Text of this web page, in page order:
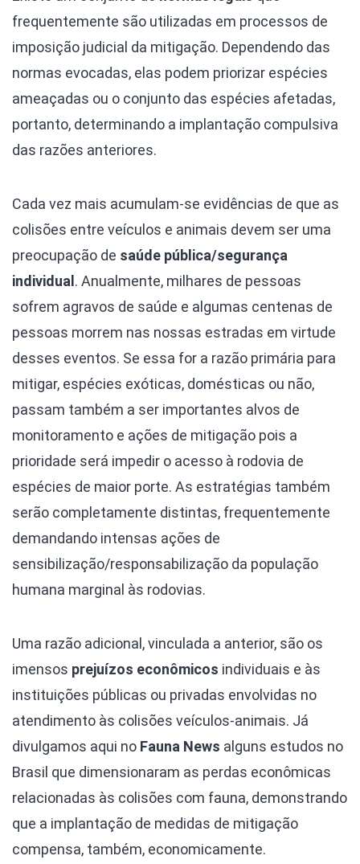
frequentemente são utilizadas em processos de
imposição judicial da mitigação. Dependendo das
normas evocadas, elas podem priorizar espécies
ameaçadas ou o conjunto das espécies afetadas,
portanto, determinando a implantação compulsiva
das razões anteriores.
Cada vez mais acumulam-se evidências de que as
colisões entre veículos e animais devem ser uma
preocupação de saúde pública/segurança
individual. Anualmente, milhares de pessoas
sofrem agravos de saúde e algumas centenas de
pessoas morrem nas nossas estradas em virtude
desses eventos. Se essa for a razão primária para
mitigar, espécies exóticas, domésticas ou não,
passam também a ser importantes alvos de
monitoramento e ações de mitigação pois a
prioridade será impedir o acesso à rodovia de
espécies de maior porte. As estratégias também
serão completamente distintas, frequentemente
demandando intensas ações de
sensibilização/responsabilização da população
humana marginal às rodovias.
Uma razão adicional, vinculada a anterior, são os
imensos prejuízos econômicos individuais e às
instituições públicas ou privadas envolvidas no
atendimento às colisões veículos-animais. Já
divulgamos aqui no Fauna News alguns estudos no
Brasil que dimensionaram as perdas econômicas
relacionadas às colisões com fauna, demonstrando
que a implantação de medidas de mitigação
compensa, também, economicamente.